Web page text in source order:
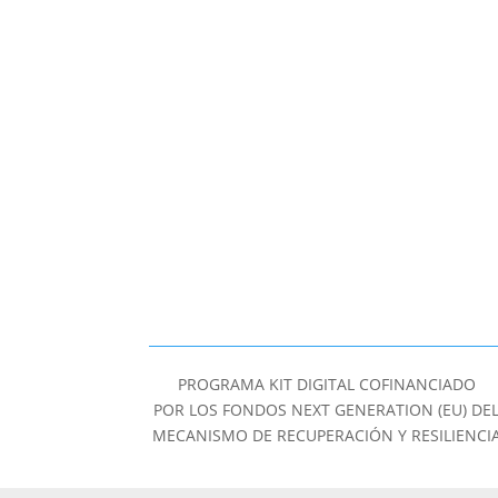
PROGRAMA KIT DIGITAL COFINANCIADO
POR LOS FONDOS NEXT GENERATION (EU)
MECANISMO DE RECUPERACIÓN Y